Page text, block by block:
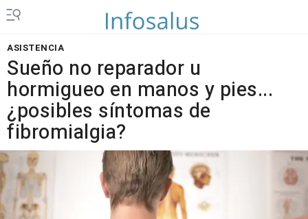
ASISTENCIA
Sueño no reparador u
hormigueo en manos y pies...
¿posibles síntomas de
fibromialgia?